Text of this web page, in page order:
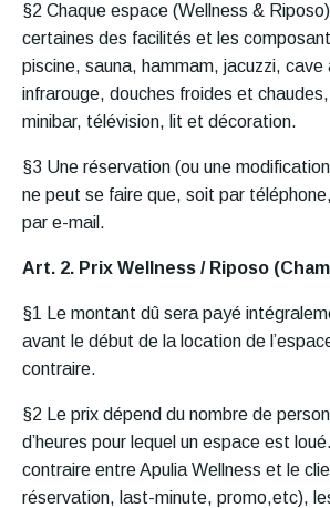
§2 Chaque espace (Wellness &
certaines des facilités et les
piscine, sauna, hammam, jacuzzi, cave
infrarouge, douches froides et
minibar, télévision, lit et décoration.
§3 Une réservation (ou une
ne peut se faire que, soit par
par e-mail.
Art. 2. Prix Wellness / Riposo
§1 Le montant dû sera payé
avant le début de la location de
contraire.
§2 Le prix dépend du nombre de
d’heures pour lequel un espace est
contraire entre Apulia Wellness et le
réservation, last-minute, promo,etc),